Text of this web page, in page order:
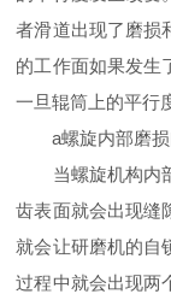
者滑道出现了磨损
的工作面如果发生
一旦辊筒上的平行
a螺旋内部磨损
当螺旋机构内部
齿表面就会出现缝
就会让研磨机的自
过程中就会出现两